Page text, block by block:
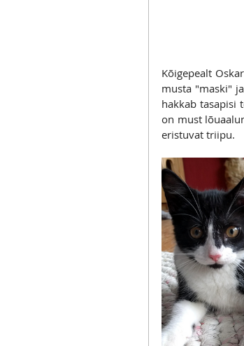
Kõigepealt
musta "maski"
hakkab tasapisi
on must
eristuvat triipu.